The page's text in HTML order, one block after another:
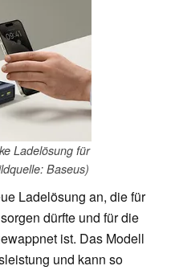
Ladelösung für
Baseus)
Ladelösung an, die für
dürfte und für die
ist. Das Modell
und kann so